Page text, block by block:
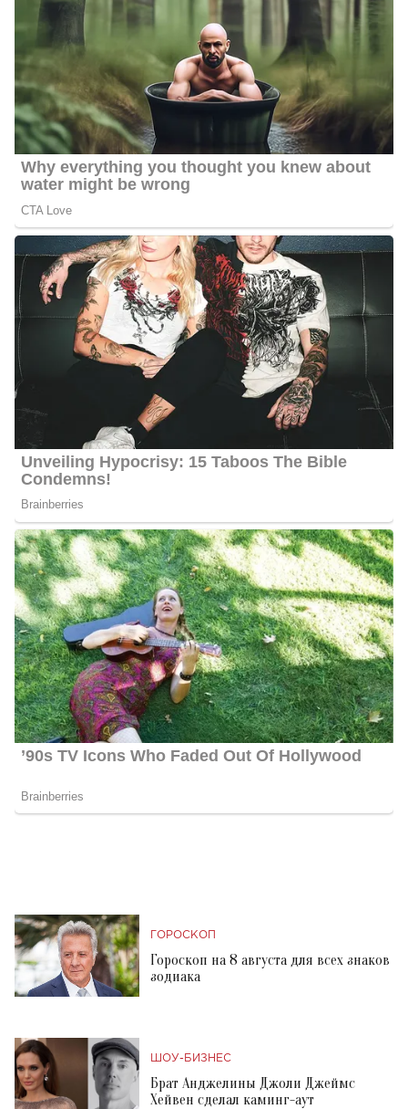
ГОРОСКОП
Гороскоп на 8 августа для всех знаков
зодиака
ШОУ-БИЗНЕС
Брат Анджелины Джоли Джеймс
Хейвен сделал каминг-аут